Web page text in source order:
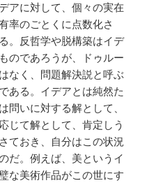
アに対して、個々の実在
率のごとくに点数化さ
。反哲学や脱構築はイデ
のであろうが、ドゥルー
なく、問題解決説と呼ぶ
ある。イデアとは純然た
問いに対する解として、
じて解として、肯定しう
ておき、自分はこの状況
だ。例えば、美というイ
な美術作品がこの世にす